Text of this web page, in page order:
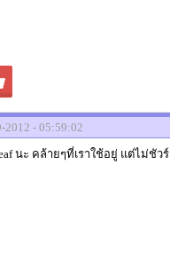
2012 - 05:59:02
นะ คล้ายๆที่เราใช้อยู่ แต่ไม่ชัว